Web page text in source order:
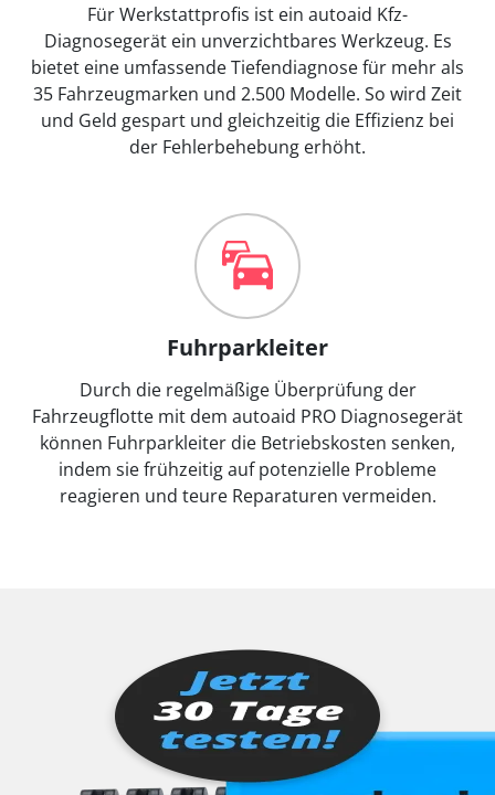
Für Werkstattprofis ist ein autoaid Kfz-
Diagnosegerät ein unverzichtbares Werkzeug. Es
bietet eine umfassende Tiefendiagnose für mehr als
35 Fahrzeugmarken und 2.500 Modelle. So wird Zeit
und Geld gespart und gleichzeitig die Effizienz bei
der Fehlerbehebung erhöht.
Fuhrparkleiter
Durch die regelmäßige Überprüfung der
Fahrzeugflotte mit dem autoaid PRO Diagnosegerät
können Fuhrparkleiter die Betriebskosten senken,
indem sie frühzeitig auf potenzielle Probleme
reagieren und teure Reparaturen vermeiden.